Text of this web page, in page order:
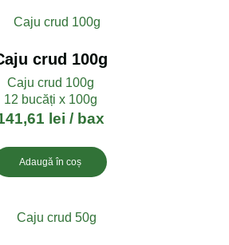
crud 100g
Caju crud 100g
12 bucăți x 100g
lei / bax
Adaugă în coș